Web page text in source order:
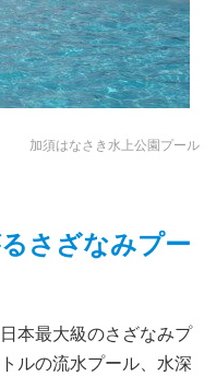
加須はなさき水上公園プール
さざなみプー
本最大級のさざなみプ
ルの流水プール、水深